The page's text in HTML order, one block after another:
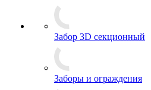
Забор 3D секционный
Заборы и ограждения